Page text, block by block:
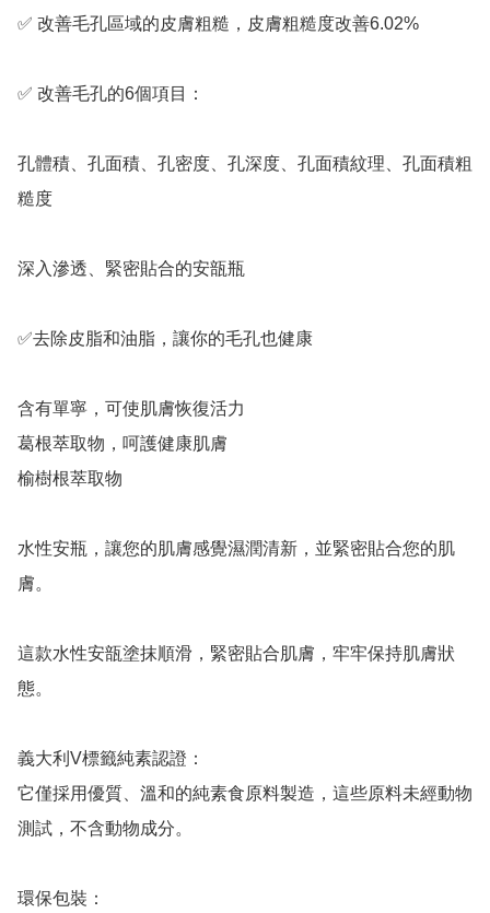
✅ 改善毛孔區域的皮膚粗糙，皮膚粗糙度改善6.02%
✅ 改善毛孔的6個項目：
孔體積、孔面積、孔密度、孔深度、孔面積紋理、孔面積粗
糙度
深入滲透、緊密貼合的安瓿瓶
✅去除皮脂和油脂，讓你的毛孔也健康
含有單寧，可使肌膚恢復活力
葛根萃取物，呵護健康肌膚
榆樹根萃取物
水性安瓶，讓您的肌膚感覺濕潤清新，並緊密貼合您的肌
膚。
這款水性安瓿塗抹順滑，緊密貼合肌膚，牢牢保持肌膚狀
態。
義大利V標籤純素認證：
它僅採用優質、溫和的純素食原料製造，這些原料未經動物
測試，不含動物成分。
環保包裝：